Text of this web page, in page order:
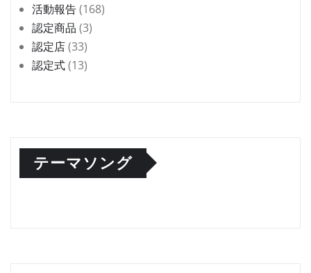
活動報告(168)
認定商品 (3)
認定店(33)
認定式(13)
テーマソング